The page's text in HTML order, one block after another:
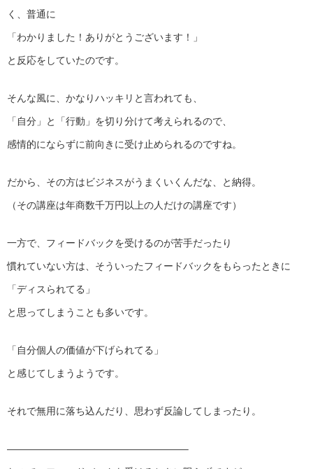
く、普通に
「わかりました！ありがとうございます！」
と反応をしていたのです。
そんな風に、かなりハッキリと言われても、
「自分」と「行動」を切り分けて考えられるので、
感情的にならずに前向きに受け止められるのですね。
だから、その方はビジネスがうまくいくんだな、と納得。
（その講座は年商数千万円以上の人だけの講座です）
一方で、フィードバックを受けるのが苦手だったり
慣れていない方は、そういったフィードバックをもらったときに
「ディスられてる」
と思ってしまうことも多いです。
「自分個人の価値が下げられてる」
と感じてしまうようです。
それで無用に落ち込んだり、思わず反論してしまったり。
——————————————————–